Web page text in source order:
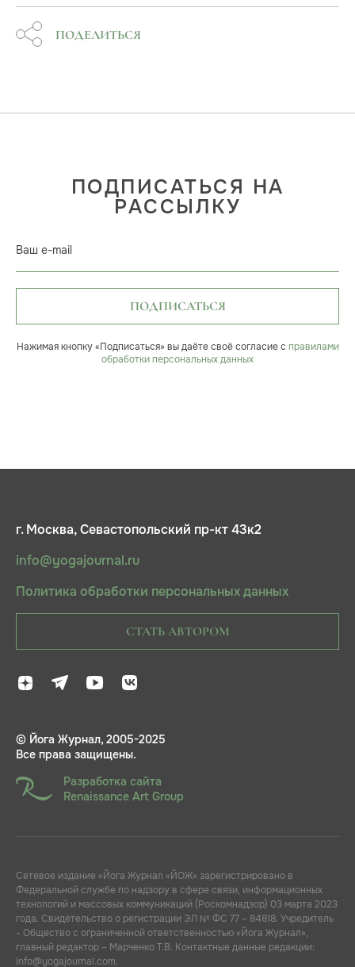
ПОДЕЛИТЬСЯ
ПОДПИСАТЬСЯ НА
РАССЫЛКУ
Ваш e-mail
ПОДПИСАТЬСЯ
Нажимая кнопку «Подписаться» вы даёте своё согласие с правилами
обработки персональных данных
г. Москва, Севастопольский пр-кт 43к2
info@yogajournal.ru
Политика обработки персональных данных
СТАТЬ АВТОРОМ
© Йога Журнал, 2005-2025
Все права защищены.
Разработка сайта
Renaissance Art Group
Сетевое издание «Йога Журнал «ЙОЖ» зарегистрировано в
Федеральной службе по надзору в сфере связи, информационных
технологий и массовых коммуникаций (Роскомнадзор) 03 марта 2023
года. Свидетельство о регистрации ЭЛ № ФС 77 – 84818. Учредитель
- Общество с ограниченной ответственностью «Йога Журнал»,
главный редактор – Марченко Т.В. Контактные данные редакции:
info@yogajournal.com.